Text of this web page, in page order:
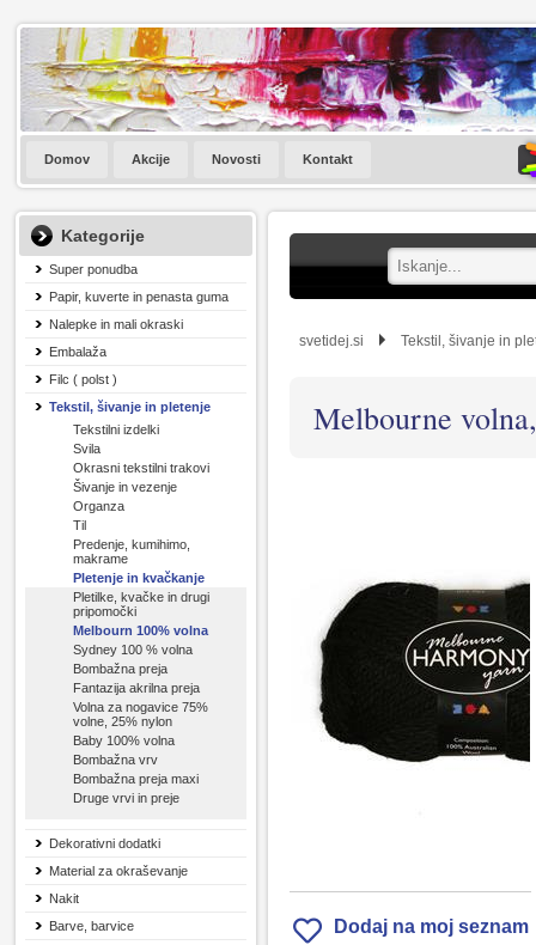
Domov Akcije Novosti Kontakt
Kategorije
Super ponudba
Papir, kuverte in penasta guma
Nalepke in mali okraski
Embalaža
Filc ( polst )
Tekstil, šivanje in pletenje
Tekstilni izdelki
Svila
Okrasni tekstilni trakovi
Šivanje in vezenje
Organza
Til
Predenje, kumihimo,
makrame
Pletenje in kvačkanje
Pletilke, kvačke in drugi
pripomočki
Melbourn 100% volna
Sydney 100 % volna
Bombažna preja
Fantazija akrilna preja
Volna za nogavice 75%
volne, 25% nylon
Baby 100% volna
Bombažna vrv
Bombažna preja maxi
Druge vrvi in preje
Dekorativni dodatki
Material za okraševanje
Nakit
Barve, barvice
svetidej.si Tekstil, šivanje in
Melbourne
Dodaj na moj seznam